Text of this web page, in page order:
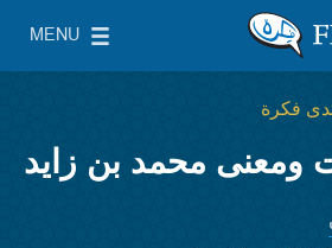
الأدنى
MENU
Main Menu
فكرة
ومعنى محمد بن زايد